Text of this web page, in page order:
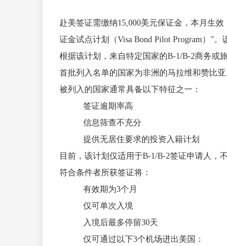
赴美签证需缴纳15,000美元保证金，本月生
证金试点计划（Visa Bond Pilot Program）”
根据该计划，来自特定国家的B-1/B-2商务或
首批列入名单的国家为非洲的马拉维和赞比
被列入的国家通常具备以下特征之一：
签证逾期率高
信息筛查不充分
提供无居住要求的投资入籍计划
目前，该计划仅适用于B-1/B-2签证申请人，
符合条件者所获签证将：
有效期为3个月
仅可单次入境
入境后最多停留30天
仅可通过以下3个机场进出美国：